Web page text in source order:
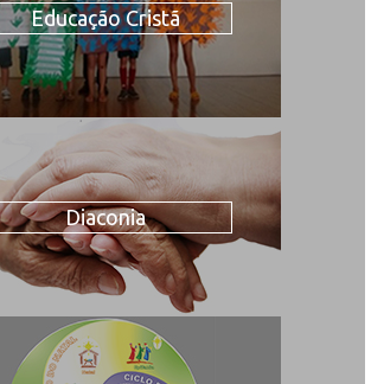
Educação Cristã
Diaconia